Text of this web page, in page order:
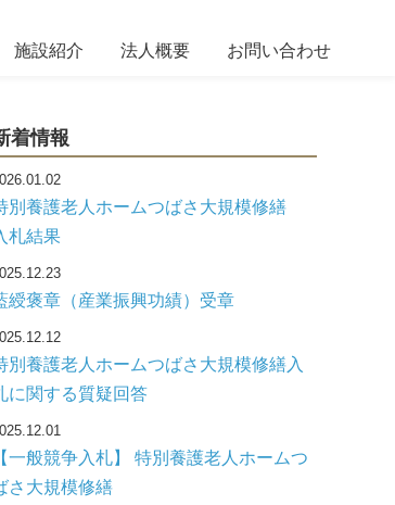
施設紹介 法人概要 お問い合わせ
着情報
別養護老人ホームつばさ大規模修繕
札結果
綬褒章（産業振興功績）受章
別養護老人ホームつばさ大規模修繕入
に関する質疑回答
【一般競争入札】 特別養護老人ホームつ
さ大規模修繕